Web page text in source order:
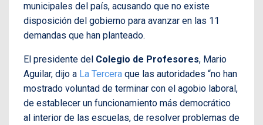
municipales del país, acusando que no existe
disposición del gobierno para avanzar en las 11
demandas que han planteado.
El presidente del Colegio de Profesores, Mario
Aguilar, dijo a La Tercera que las autoridades “no han
mostrado voluntad de terminar con el agobio laboral,
de establecer un funcionamiento más democrático
al interior de las escuelas, de resolver problemas de